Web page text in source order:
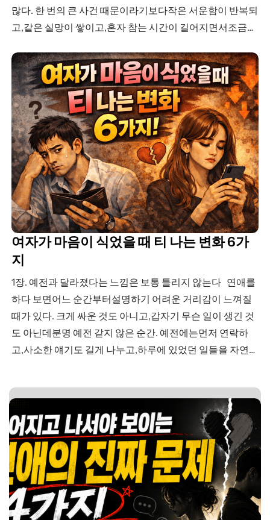
많다. 한 번의 큰 사건 때문이라기보다작은 서운함이 반복되
고,같은 실망이 쌓이고,혼자 참는 시간이 길어지면서조금씩
라도 풀어보려고 했다. 좋아하는 마음이 있을 때는관계를 쉽
게 놓고…
여자가 마음이 식었을 때 티 나는 변화 6가
지
1장. 예전과 달라졌다는 느낌은 보통 틀리지 않는다 연애를
하다 보면어느 순간부터설명하기 어려운 거리감이 느껴질
때가 있다. 크게 싸운 것도 아니고,갑자기 무슨 일이 생긴 것
도 아닌데분명 예전 같지 않은 순간. 예전에는먼저 연락하
고,사소한 얘기도 길게 나누고,하루에 있었던 일들을 자연스